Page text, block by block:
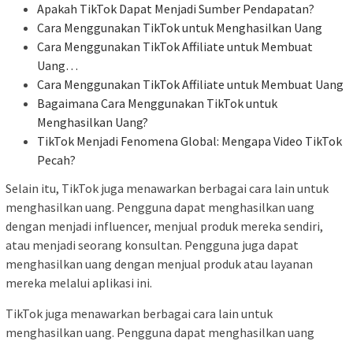
Apakah TikTok Dapat Menjadi Sumber Pendapatan?
Cara Menggunakan TikTok untuk Menghasilkan Uang
Cara Menggunakan TikTok Affiliate untuk Membuat
Uang…
Cara Menggunakan TikTok Affiliate untuk Membuat Uang
Bagaimana Cara Menggunakan TikTok untuk
Menghasilkan Uang?
TikTok Menjadi Fenomena Global: Mengapa Video TikTok
Pecah?
Selain itu, TikTok juga menawarkan berbagai cara lain untuk
menghasilkan uang. Pengguna dapat menghasilkan uang
dengan menjadi influencer, menjual produk mereka sendiri,
atau menjadi seorang konsultan. Pengguna juga dapat
menghasilkan uang dengan menjual produk atau layanan
mereka melalui aplikasi ini.
TikTok juga menawarkan berbagai cara lain untuk
menghasilkan uang. Pengguna dapat menghasilkan uang